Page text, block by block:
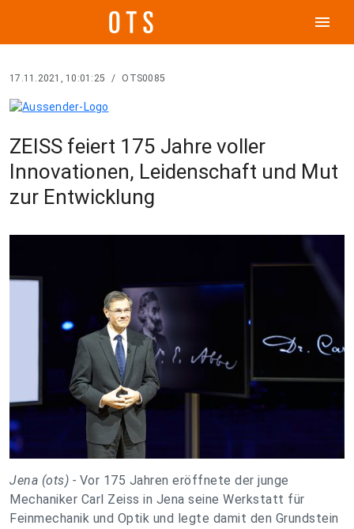
menu
17.11.2021, 10:01:25 / OTS0085
ZEISS feiert 175 Jahre voller
Innovationen, Leidenschaft und Mut
zur Entwicklung
Jena (ots) - Vor 175 Jahren eröffnete der junge
Mechaniker Carl Zeiss in Jena seine Werkstatt für
Feinmechanik und Optik und legte damit den Grundstein